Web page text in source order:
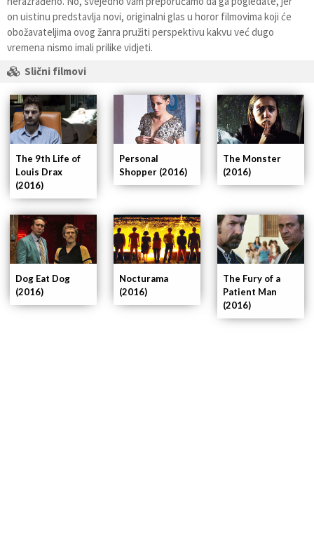
on uistinu predstavlja novi, originalni glas u horor filmovima koji će
obožavateljima ovog žanra pružiti perspektivu kakvu već dugo
vremena nismo imali prilike vidjeti.
Slični filmovi
The Fury of a
Patient Man
(2016)
Nocturama
(2016)
Dog Eat Dog
(2016)
The Monster
(2016)
Personal
Shopper (2016)
The 9th Life of
Louis Drax
(2016)